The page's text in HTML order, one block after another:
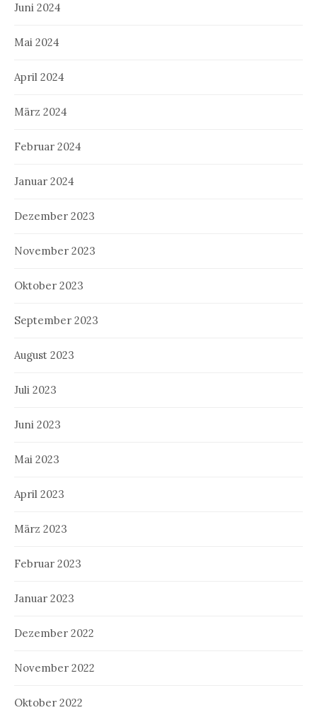
Juni 2024
Mai 2024
April 2024
März 2024
Februar 2024
Januar 2024
Dezember 2023
November 2023
Oktober 2023
September 2023
August 2023
Juli 2023
Juni 2023
Mai 2023
April 2023
März 2023
Februar 2023
Januar 2023
Dezember 2022
November 2022
Oktober 2022